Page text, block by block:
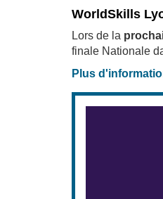
WorldSkills
Lors de la
finale Nationale
Plus